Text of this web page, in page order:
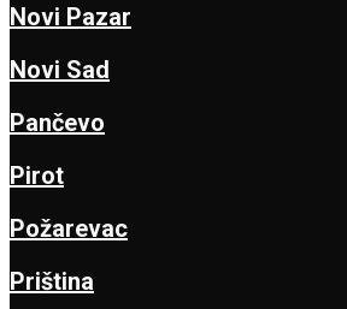
Novi Pazar
Novi Sad
Pančevo
Pirot
Požarevac
Priština